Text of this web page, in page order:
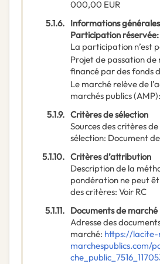
000,00 EUR
5.1.6. Informations générales
Participation réservée:
La participation n’est
Projet de passation de
financé par des fonds
Le marché relève de
marchés publics (AMP):
5.1.9. Critères de sélection
Sources des critères de
sélection: Document
5.1.10. Critères d’attribution
Description de la
pondération ne peut
des critères: Voir RC
5.1.11. Documents de marché
Adresse des
marché: https://lacite-
marchespublics.com/